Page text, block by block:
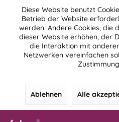
Diese Website benutzt
Betrieb der Website
werden. Andere Cookies, die
dieser Website erhöhen, der
die Interaktion mit
Netzwerken vereinfachen
Ablehnen Alle